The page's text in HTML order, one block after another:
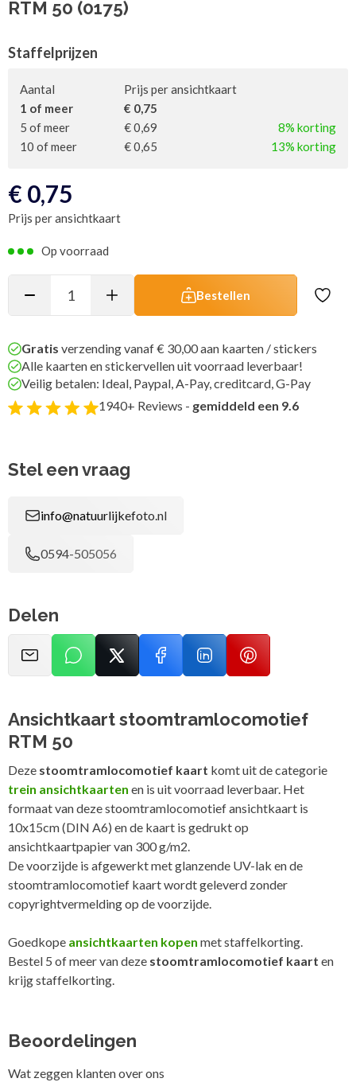
RTM 50 (0175)
Staffelprijzen
Aantal
Prijs per ansichtkaart
1 of meer
€ 0,75
5 of meer
€ 0,69
8% korting
10 of meer
€ 0,65 13% korting
€ 0,75
Prijs per ansichtkaart
Op voorraad
Bestellen
Gratis verzending vanaf € 30,00 aan kaarten / stickers
Alle kaarten en stickervellen uit voorraad leverbaar!
Veilig betalen: Ideal, Paypal, A-Pay, creditcard, G-Pay
1940+ Reviews - gemiddeld een 9.6
Stel een vraag
info@natuurlijkefoto.nl
0594-505056
Delen
Ansichtkaart stoomtramlocomotief
RTM 50
Deze stoomtramlocomotief kaart komt uit de categorie
trein ansichtkaarten en is uit voorraad leverbaar. Het
formaat van deze stoomtramlocomotief ansichtkaart is
10x15cm (DIN A6) en de kaart is gedrukt op
ansichtkaartpapier van 300 g/m2.
De voorzijde is afgewerkt met glanzende UV-lak en de
stoomtramlocomotief kaart wordt geleverd zonder
copyrightvermelding op de voorzijde.
Goedkope ansichtkaarten kopen met staffelkorting.
Bestel 5 of meer van deze stoomtramlocomotief kaart en
krijg staffelkorting.
Beoordelingen
Wat zeggen klanten over ons